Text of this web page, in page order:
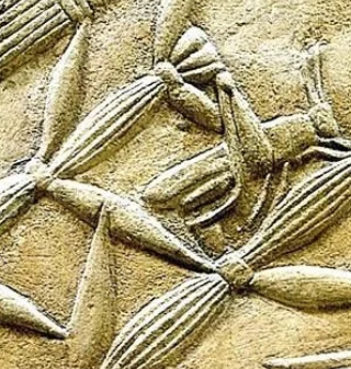
»
Comment se préparer ? - Paracha « Yitro »
Un nouveau statut Le peuple qui sort
d’Égypte, traverse la mer des Joncs et
environ trois mois plus tard, au pied du mont
Sinaï dans le désert. Là, il est appelé à
s’engager dans une alliance unique avec
Dieu et à recevoir son nouveau statut de
peuple élu portant une mission dans le
monde. Le peuple répond et accepte cet
appel de Moïse en déclarant : « Tout ce que
l’Éternel a dit, nous le ferons. » Par cette
déclaration, il té